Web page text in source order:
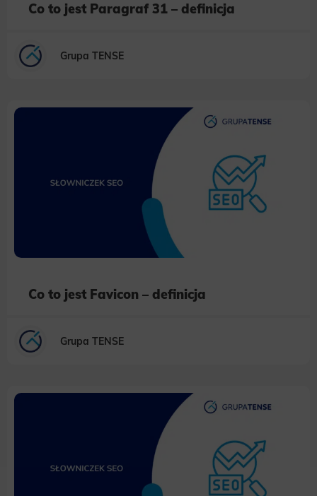
Co to jest Paragraf 31 – definicja
Grupa TENSE
Co to jest Favicon – definicja
Grupa TENSE